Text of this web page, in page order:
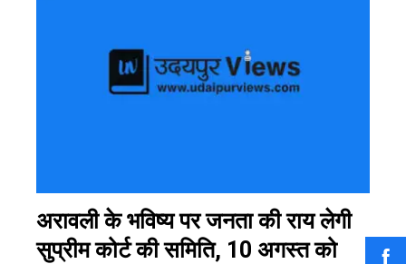
अरावली के भविष्य पर जनता की राय लेगी
सुप्रीम कोर्ट की समिति, 10 अगस्त को